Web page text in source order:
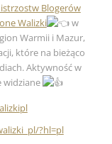
Blogerów
Walizki
w
Warmii i Mazur,
które na bieżąco
Aktywność w
widziane
?hl=pl